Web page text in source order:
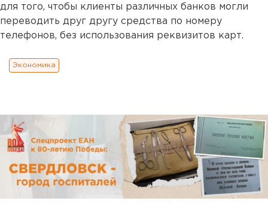
для того, чтобы клиенты различных банков могли
переводить друг другу средства по номеру
телефонов, без использования реквизитов карт.
Экономика